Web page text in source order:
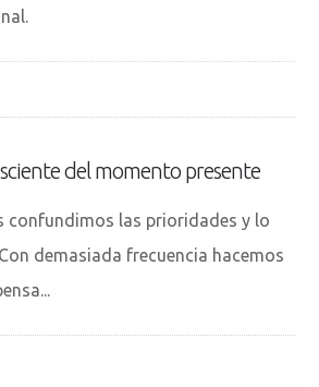
del momento presente
confundimos las prioridades y lo
demasiada frecuencia hacemos